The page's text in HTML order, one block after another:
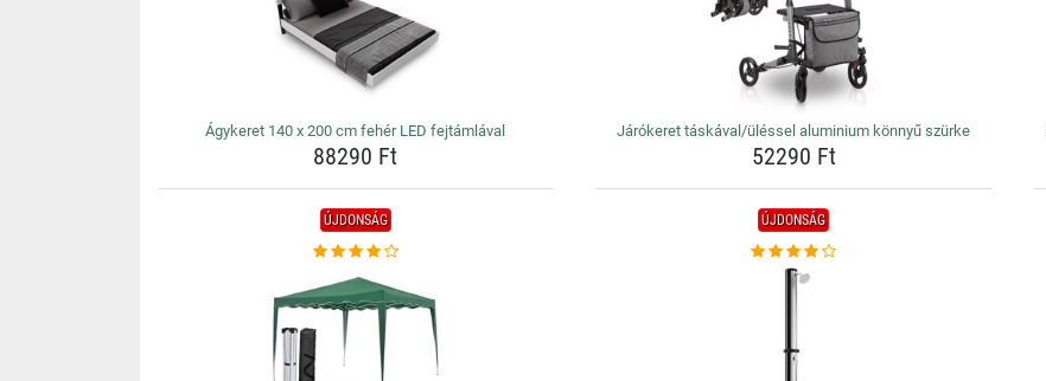
Ágykeret 140 x 200 cm fehér LED fejtámlával
88290 Ft
Járókeret táskával/üléssel aluminium könnyű szürke
52290 Ft
ÚJDONSÁG ÚJDONSÁG